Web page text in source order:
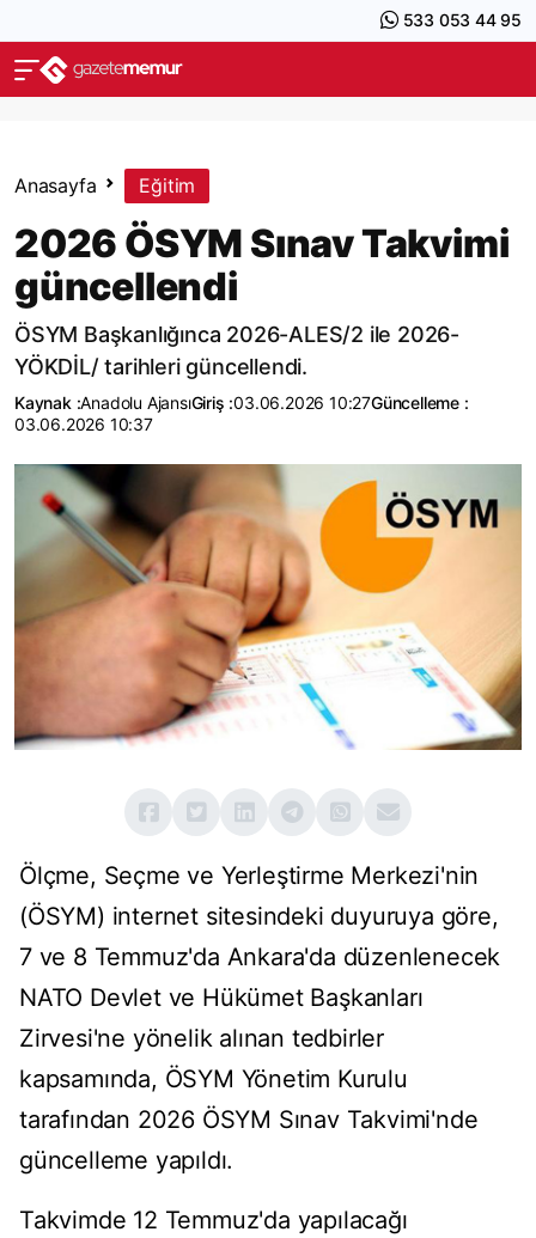
533 053 44 95
Anasayfa Eğitim
2026 ÖSYM Sınav Takvimi
güncellendi
ÖSYM Başkanlığınca 2026-ALES/2 ile 2026-
YÖKDİL/ tarihleri güncellendi.
Kaynak :Anadolu AjansıGiriş :03.06.2026 10:27Güncelleme :
03.06.2026 10:37
Ölçme, Seçme ve Yerleştirme Merkezi'nin
(ÖSYM) internet sitesindeki duyuruya göre,
7 ve 8 Temmuz'da Ankara'da düzenlenecek
NATO Devlet ve Hükümet Başkanları
Zirvesi'ne yönelik alınan tedbirler
kapsamında, ÖSYM Yönetim Kurulu
tarafından 2026 ÖSYM Sınav Takvimi'nde
güncelleme yapıldı.
Takvimde 12 Temmuz'da yapılacağı